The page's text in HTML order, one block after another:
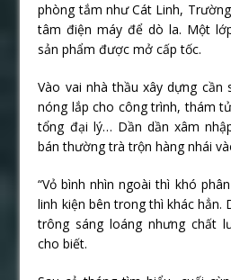
phòng tắm như Cát Linh,
tâm điện máy để dò la. Một
sản phẩm được mở cấp tốc.
Vào vai nhà thầu xây dựng cần
nóng lắp cho công trình, thám
tổng đại lý… Dần dần xâm
bán thường trà trộn hàng nhái
“Vỏ bình nhìn ngoài thì khó
linh kiện bên trong thì khác hẳn.
trông sáng loáng nhưng chất
cho biết.